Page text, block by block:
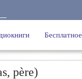
Бесплатное
père)